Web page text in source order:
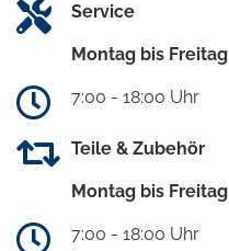
Service
Montag bis Freitag
7:00 - 18:00 Uhr
Teile & Zubehör
Montag bis Freitag
7:00 - 18:00 Uhr